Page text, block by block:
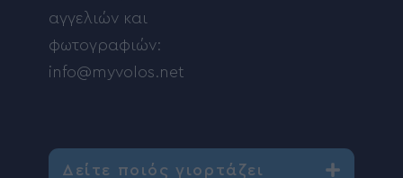
αγγελιών και
φωτογραφιών:
info@myvolos.net
Δείτε ποιός γιορτάζει